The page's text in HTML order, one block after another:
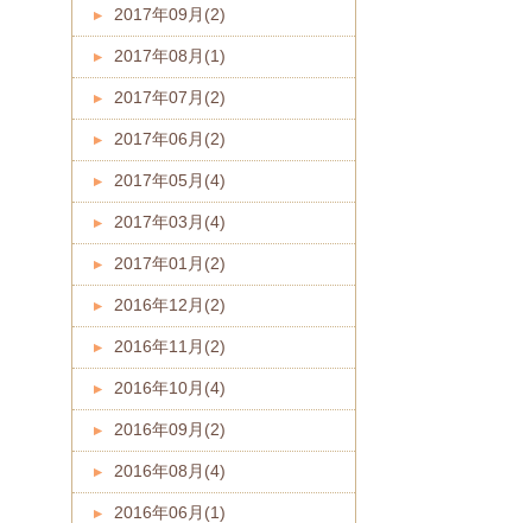
2017年09月(2)
2017年08月(1)
2017年07月(2)
2017年06月(2)
2017年05月(4)
2017年03月(4)
2017年01月(2)
2016年12月(2)
2016年11月(2)
2016年10月(4)
2016年09月(2)
2016年08月(4)
2016年06月(1)